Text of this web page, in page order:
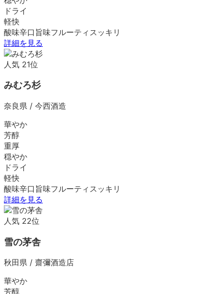
ドライ
軽快
酸味辛口 旨味フルーティ スッキリ
詳細を見る
人気 21位
みむろ杉
奈良県 / 今西酒造
華やか
芳醇
重厚
穏やか
ドライ
軽快
酸味辛口 旨味フルーティ スッキリ
詳細を見る
人気 22位
雪の茅舎
秋田県 / 齋彌酒造店
華やか
芳醇